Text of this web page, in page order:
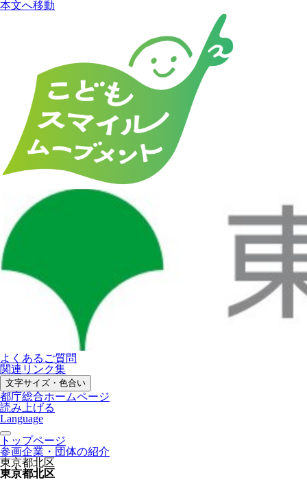
本文へ移動
よくあるご質問
関連リンク集
文字サイズ・色合い
都庁総合ホームページ
読み上げる
Language
トップページ
参画企業・団体の紹介
東京都北区
東京都北区